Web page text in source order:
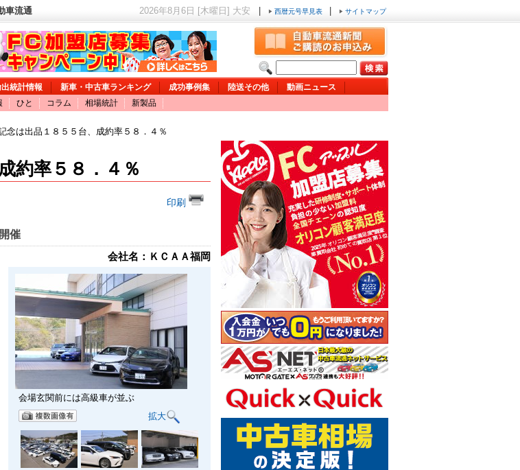
車流通 2026年8月6日 [木曜日] 大安 西暦元号早見表 サイトマップ
統計情報 新車・中古車ランキング 成功事例集 陸送その他
動画ニュース
ひと コラム 相場統計 新製品
念は出品１８５５台、成約率５８．４％
約率５８．４％
印刷
催
会社名：ＫＣＡＡ福岡
会場玄関前には高級車が並ぶ
拡大